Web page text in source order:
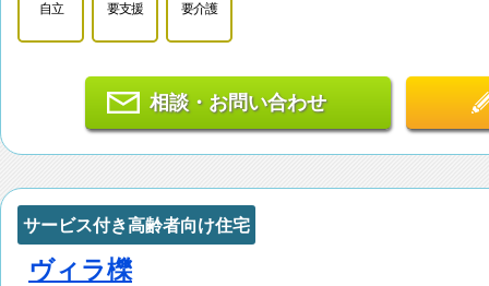
自立 要支援 要介護
相談・お問い合わせ
サービス付き高齢者向け住宅
ヴィラ櫟